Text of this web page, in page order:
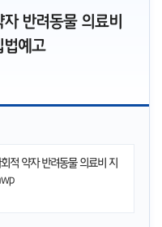
반려동물 의료비
법예고
적 약자 반려동물 의료비 지